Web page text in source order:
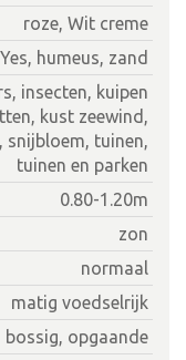
roze, Wit creme
Yes, humeus, zand
insecten, kuipen
kust zeewind,
snijbloem, tuinen,
tuinen en parken
0.80-1.20m
zon
normaal
matig voedselrijk
bossig, opgaande